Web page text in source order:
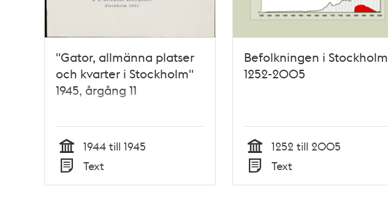
"Gator, allmänna platser
och kvarter i Stockholm"
1945, årgång 11
Tid
1944 till 1945
Typ
Text
Befolkningen i Stockholm
1252-2005
Tid
1252 till 2005
Typ
Text